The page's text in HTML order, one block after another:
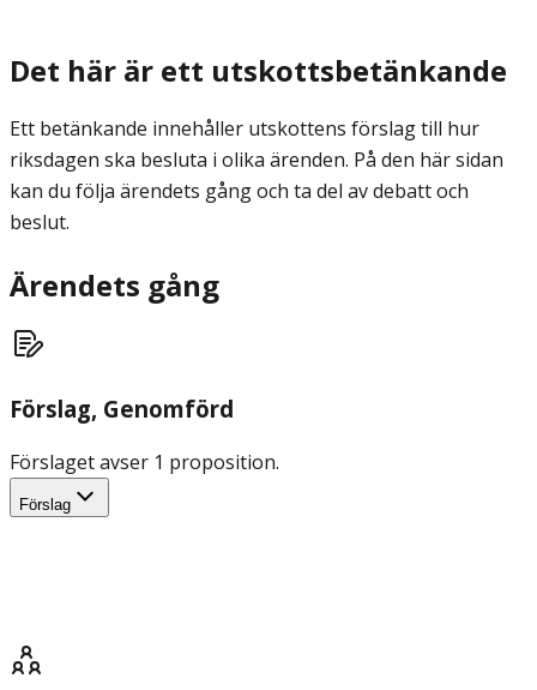
Det här är ett utskottsbetänkande
Ett betänkande innehåller utskottens förslag till hur
riksdagen ska besluta i olika ärenden. På den här sidan
kan du följa ärendets gång och ta del av debatt och
beslut.
Ärendets gång
Förslag, Genomförd
Förslaget avser 1 proposition.
Förslag